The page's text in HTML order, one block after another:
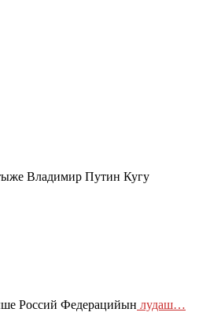
Владимир Путин Кугу
Россий Федерацийын лудаш…